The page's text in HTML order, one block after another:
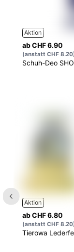
Aktion
ab CHF 6.90
(anstatt CHF
Schuh-Deo
Aktion
ab CHF 6.80
(anstatt CHF
Tierowa